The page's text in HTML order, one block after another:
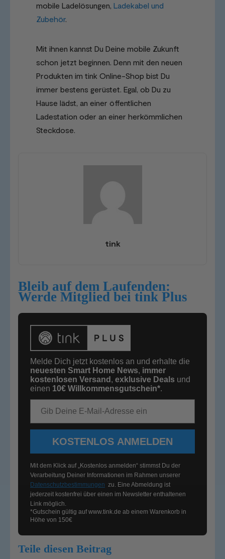
mobile Ladelösungen, Ladekabel und
Zubehör.
Mit ihnen kannst Du Deine mobile Zukunft
schon jetzt beginnen. Denn mit den neuen
Produkten im tink Online-Shop bist Du
immer bestens gerüstet. Egal, ob Du zu
Hause lädst, an einer öffentlichen
Ladestation oder an einer herkömmlichen
Steckdose.
tink
Bleib auf dem Laufenden:
Werde Mitglied bei tink Plus
Melde Dich jetzt kostenlos an und erhalte die
neuesten Smart Home News, immer
kostenlosen Versand , exklusive Deals und
einen 10€ Willkommensgutschein*.
KOSTENLOS ANMELDEN
Mit dem Klick auf „Kostenlos anmelden“ stimmst Du der
Verarbeitung Deiner Informationen im Rahmen unserer
Datenschutzbestimmungen zu. Eine Abmeldung ist
jederzeit kostenfrei über einen im Newsletter enthaltenen
Link möglich.
*Gutschein gültig aufwww.tink.de ab einem Warenkorb in
Höhe von 150€
Teile diesen Beitrag